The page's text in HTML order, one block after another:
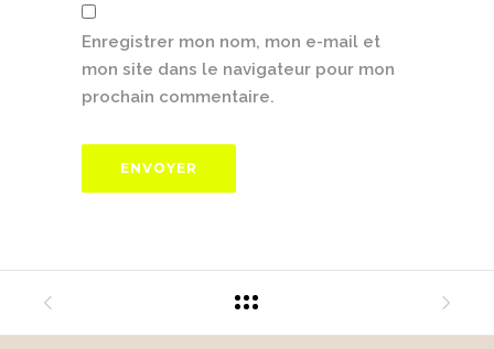
Enregistrer mon nom, mon e-mail et
mon site dans le navigateur pour mon
prochain commentaire.